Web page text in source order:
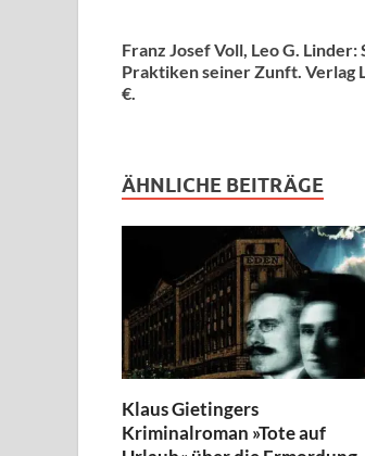
Franz Josef Voll, Leo G.
Praktiken seiner Zunft. Verlag
€.
ÄHNLICHE BEITRÄGE
Klaus Gietingers
Kriminalroman »Tote auf